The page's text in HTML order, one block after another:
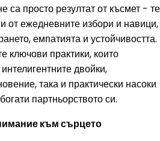
са просто резултат от късмет - те
от ежедневните избори и навици,
емпатията и устойчивостта.
ключови практики, които
двойки,
така и практически насоки
партньорството си.
към сърцето